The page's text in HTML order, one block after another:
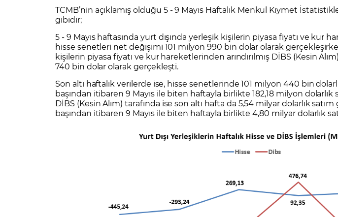
İŞLEM PLATFORMLARI
GCM Trader Eğitim Videoları GCM MT4 Eğitim Videoları
Sorularla Borsa
Yurt Dışı Bilanço Takvimi
Yasal Bildirimler
TCMB’nin açıklamış olduğu 5 - 9 Mayıs Haftalık Menkul Kıymet
gibidir;
5 - 9 Mayıs haftasında yurt dışında yerleşik kişilerin piyasa fiyatı ve kur
hisse senetleri net değişimi 101 milyon 990 bin dolar olarak
kişilerin piyasa fiyatı ve kur hareketlerinden arındırılmış DİBS (Kesin
740 bin dolar olarak gerçekleşti.
Son altı haftalık verilerde ise, hisse senetlerinde 101 milyon 440 bin
başından itibaren 9 Mayıs ile biten haftayla birlikte 182,18 milyon
DİBS (Kesin Alım) tarafında ise son altı hafta da 5,54 milyar dolarlık satım
başından itibaren 9 Mayıs ile biten haftayla birlikte 4,80 milyar dolarlık